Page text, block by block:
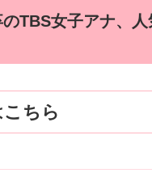
TBS女子アナ、
ちら